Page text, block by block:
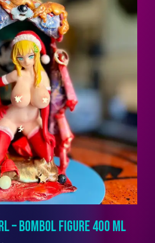
– BOMBOL FIGURE 400 ML